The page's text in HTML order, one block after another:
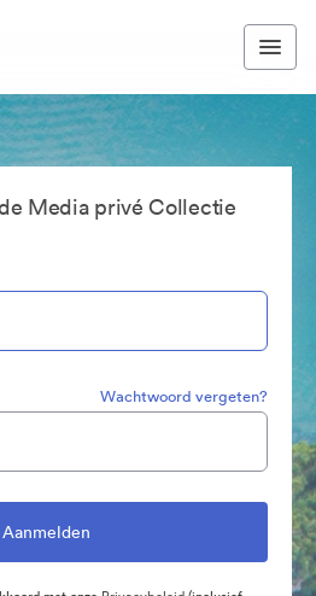
Media privé Collectie
Wachtwoord vergeten?